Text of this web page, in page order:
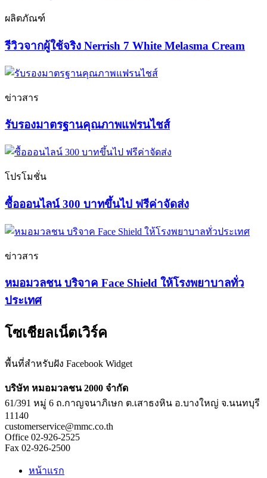
ผลิตภัณฑ์
รีวิวจากผู้ใช้จริง Nerrish 7 White Melasma Cream
ข่าวสาร
รับรองมาตรฐานคุณภาพแฟรนไชส์
โปรโมชั่น
ซื้อออนไลน์ 300 บาทขึ้นไป ฟรีค่าจัดส่ง
ข่าวสาร
หมอมวลชน บริจาค Face Shield ให้โรงพยาบาลทั่ว
ประเทศ
โซเชียลเน็ตเวิร์ค
พื้นที่สำหรับฝัง Facebook Widget
บริษัท หมอมวลชน 2000 จำกัด
61/391 หมู่ 6 ถ.กาญจนาภิเษก ต.เสาธงหิน อ.บางใหญ่ จ.นนทบุรี
11140
customerservice@mmc.co.th
Office 02-926-2525
Fax 02-926-2500
หน้าแรก